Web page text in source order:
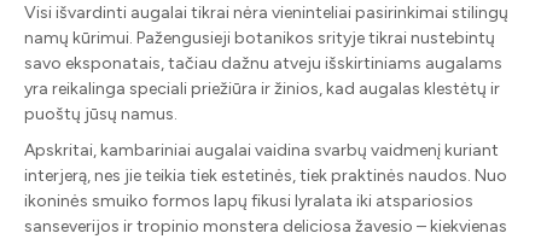
Visi išvardinti augalai tikrai nėra vieninteliai pasirinkimai stilingų
namų kūrimui. Pažengusieji botanikos srityje tikrai nustebintų
savo eksponatais, tačiau dažnu atveju išskirtiniams augalams
yra reikalinga speciali priežiūra ir žinios, kad augalas klestėtų ir
puoštų jūsų namus.
Apskritai, kambariniai augalai vaidina svarbų vaidmenį kuriant
interjerą, nes jie teikia tiek estetinės, tiek praktinės naudos. Nuo
ikoninės smuiko formos lapų fikusi lyralata iki atspariosios
sanseverijos ir tropinio monstera deliciosa žavesio – kiekvienas